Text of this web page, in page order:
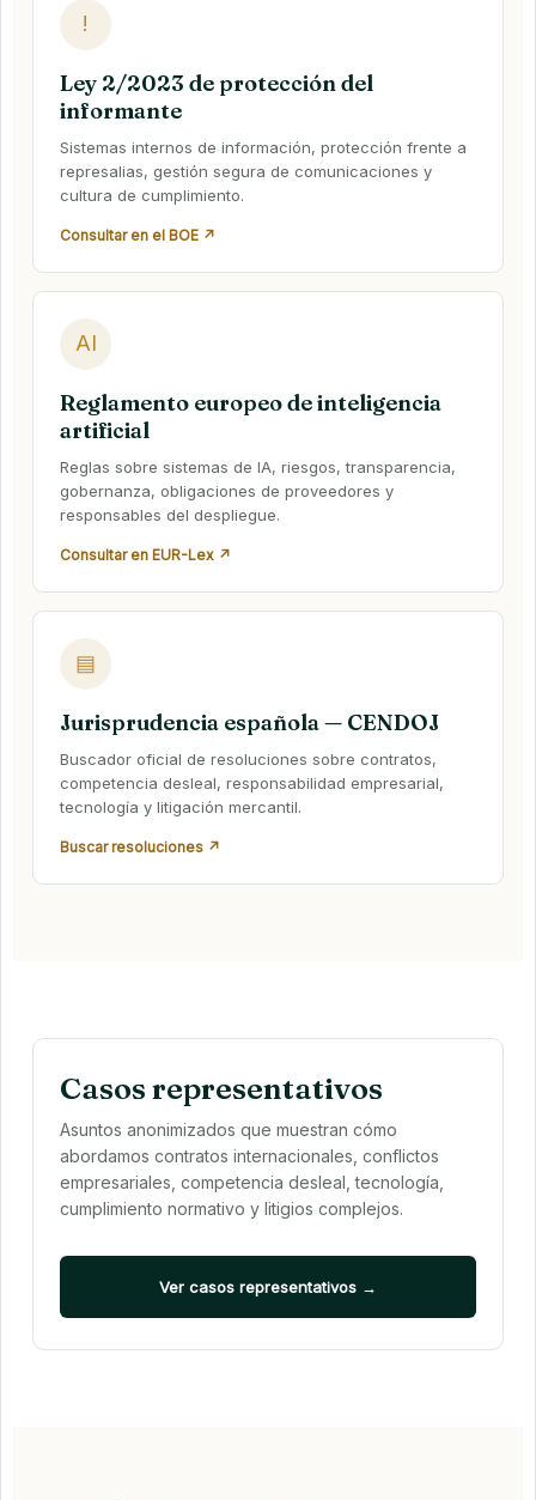
!
Ley 2/2023 de protección del
informante
Sistemas internos de información, protección frente a
represalias, gestión segura de comunicaciones y
cultura de cumplimiento.
Consultar en el BOE ↗
AI
Reglamento europeo de inteligencia
artificial
Reglas sobre sistemas de IA, riesgos, transparencia,
gobernanza, obligaciones de proveedores y
responsables del despliegue.
Consultar en EUR-Lex ↗
▤
Jurisprudencia española — CENDOJ
Buscador oficial de resoluciones sobre contratos,
competencia desleal, responsabilidad empresarial,
tecnología y litigación mercantil.
Buscar resoluciones ↗
Casos representativos
Asuntos anonimizados que muestran cómo
abordamos contratos internacionales, conflictos
empresariales, competencia desleal, tecnología,
cumplimiento normativo y litigios complejos.
Ver casos representativos →